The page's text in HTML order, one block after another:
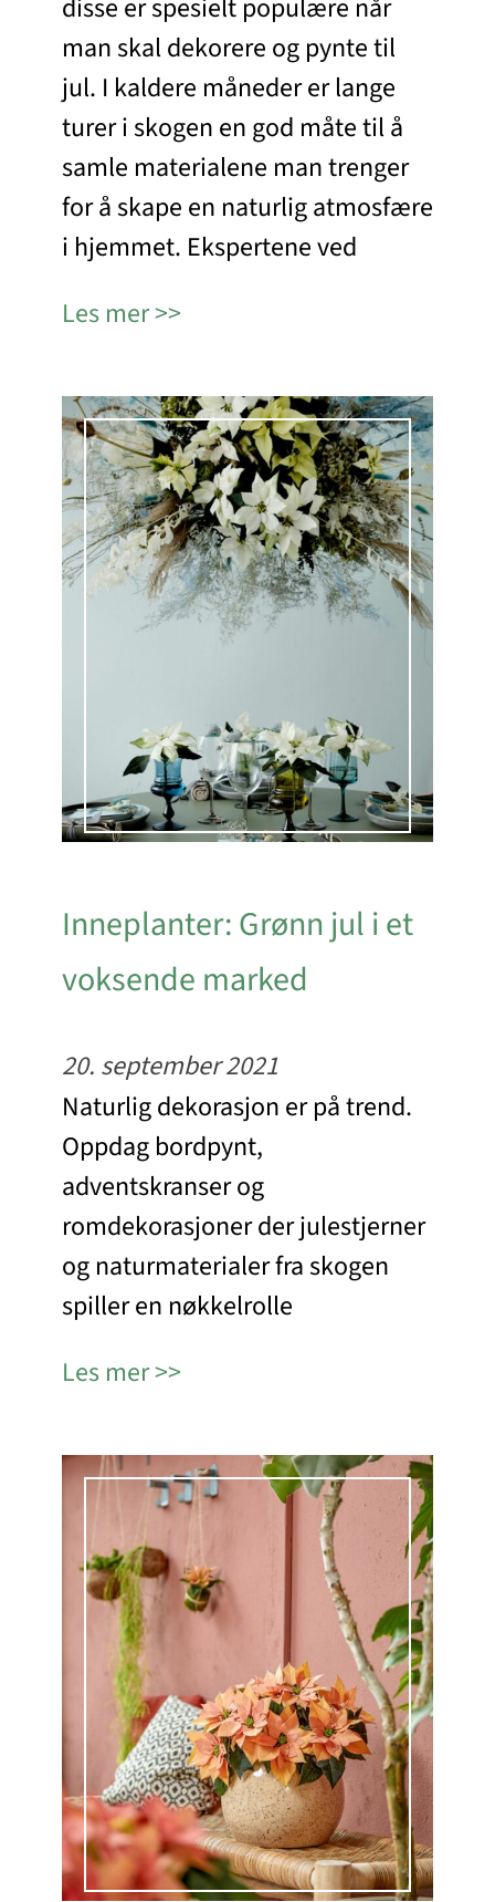
disse er spesielt populære når
man skal dekorere og pynte til
jul. I kaldere måneder er lange
turer i skogen en god måte til å
samle materialene man trenger
for å skape en naturlig atmosfære
i hjemmet. Ekspertene ved
Les mer
Inneplanter: Grønn jul i et
voksende marked
20. september 2021
Naturlig dekorasjon er på trend.
Oppdag bordpynt,
adventskranser og
romdekorasjoner der julestjerner
og naturmaterialer fra skogen
spiller en nøkkelrolle
Les mer